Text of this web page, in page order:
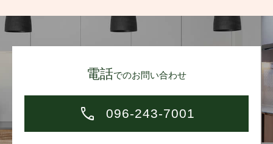
電話でのお問い合わせ
096-243-7001